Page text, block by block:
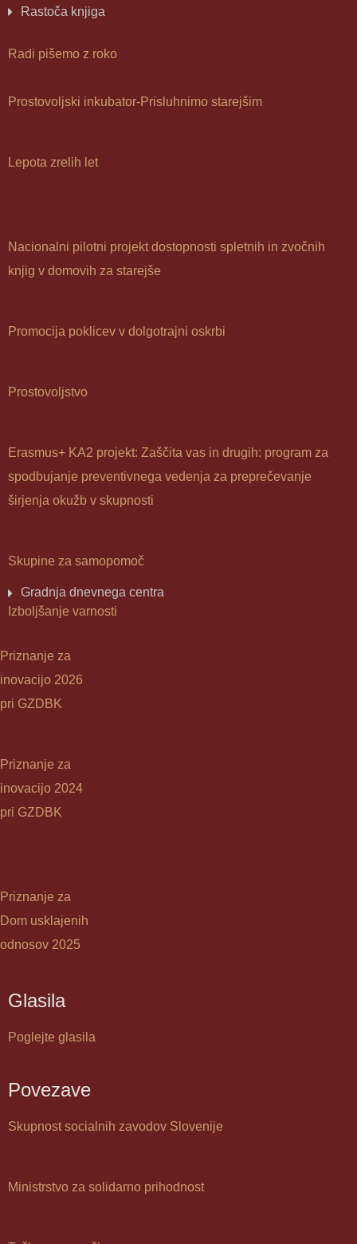
Rastoča knjiga
Radi pišemo z roko
Prostovoljski inkubator-Prisluhnimo starejšim
Lepota zrelih let
Nacionalni pilotni projekt dostopnosti spletnih in zvočnih
knjig v domovih za starejše
Promocija poklicev v dolgotrajni oskrbi
Prostovoljstvo
Erasmus+ KA2 projekt: Zaščita vas in drugih: program za
spodbujanje preventivnega vedenja za preprečevanje
širjenja okužb v skupnosti
Skupine za samopomoč
Gradnja dnevnega centra
Izboljšanje varnosti
Priznanje za
inovacijo 2026
pri GZDBK
Priznanje za
inovacijo 2024
pri GZDBK
Priznanje za
Dom usklajenih
odnosov 2025
Glasila
Poglejte glasila
Povezave
Skupnost socialnih zavodov Slovenije
Ministrstvo za solidarno prihodnost